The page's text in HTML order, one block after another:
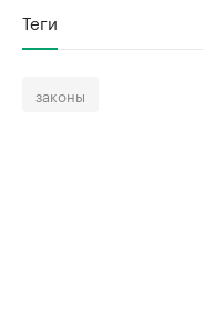
Теги
законы